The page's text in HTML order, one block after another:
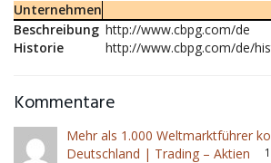
Unternehmen
Beschreibung http://www.cbpg.com/de
Historie
http://www.cbpg.com/de/
Kommentare
Mehr als 1.000 Weltmarktführer
Deutschland | Trading – Aktien